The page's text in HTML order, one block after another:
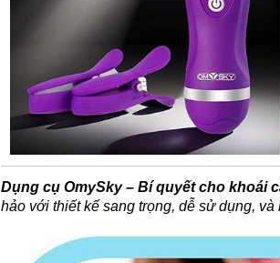
Dụng cụ OmySky – Bí quyết cho khoái
hảo với thiết kế sang trọng, dễ sử dụng,